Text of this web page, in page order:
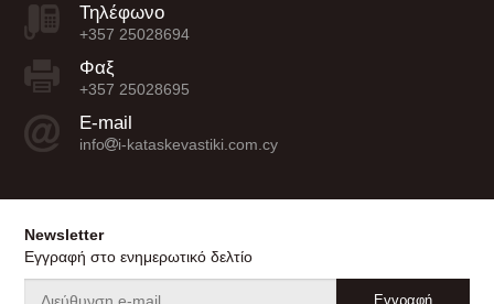
Τηλέφωνο
+357 25028694
Φαξ
+357 25028695
E-mail
info i-kataskevastiki.com.cy
Newsletter
Εγγραφή στο ενημερωτικό δελτίο
Εγγραφή